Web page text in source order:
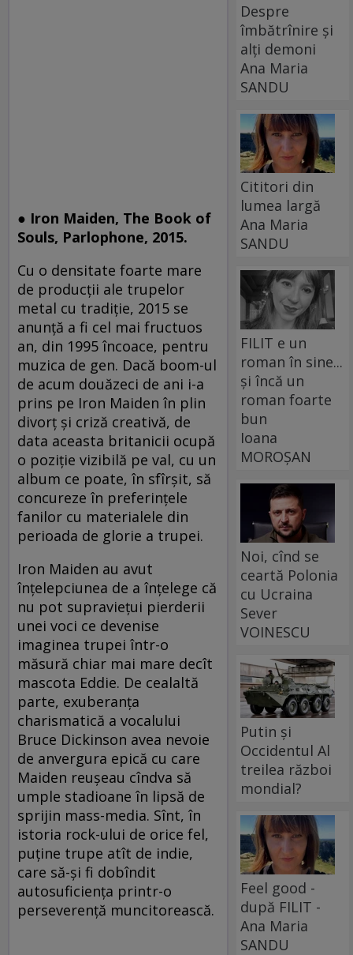
● Iron Maiden, The Book of
Souls, Parlophone, 2015.
Cu o densitate foarte mare
de producţii ale trupelor
metal cu tradiţie, 2015 se
anunţă a fi cel mai fructuos
an, din 1995 încoace, pentru
muzica de gen. Dacă boom-ul
de acum douăzeci de ani i-a
prins pe Iron Maiden în plin
divorţ şi criză creativă, de
data aceasta britanicii ocupă
o poziţie vizibilă pe val, cu un
album ce poate, în sfîrşit, să
concureze în preferinţele
fanilor cu materialele din
perioada de glorie a trupei.
Iron Maiden au avut
înţelepciunea de a înţelege că
nu pot supravieţui pierderii
unei voci ce devenise
imaginea trupei într-o
măsură chiar mai mare decît
mascota Eddie. De cealaltă
parte, exuberanţa
charismatică a vocalului
Bruce Dickinson avea nevoie
de anvergura epică cu care
Maiden reuşeau cîndva să
umple stadioane în lipsă de
sprijin mass-media. Sînt, în
istoria rock-ului de orice fel,
puţine trupe atît de indie,
care să-şi fi dobîndit
autosuficienţa printr-o
perseverenţă muncitorească.
Despre
îmbătrînire și
alți demoni
Ana Maria
SANDU
Cititori din
lumea largă
Ana Maria
SANDU
FILIT e un
roman în sine...
și încă un
roman foarte
bun
Ioana
MOROȘAN
Noi, cînd se
ceartă Polonia
cu Ucraina
Sever
VOINESCU
Putin și
Occidentul Al
treilea război
mondial?
Feel good -
după FILIT -
Ana Maria
SANDU